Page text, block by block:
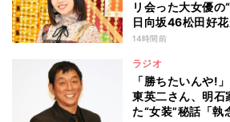
リ会った大女優
日向坂46松田好
える人になりたい
14時間前
ラジオ
「勝ちたいんや!
東英二さん、明石
た“女装”秘話「執